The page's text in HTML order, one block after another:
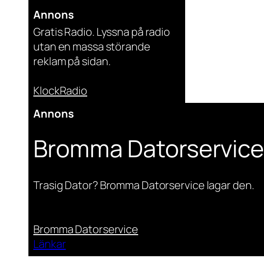
Annons
Gratis Radio. Lyssna på radio
utan en massa störande
reklam på sidan.
KlockRadio
Annons
Bromma Datorservice
Trasig Dator? Bromma Datorservice lagar den.
Bromma Datorservice
Länkar